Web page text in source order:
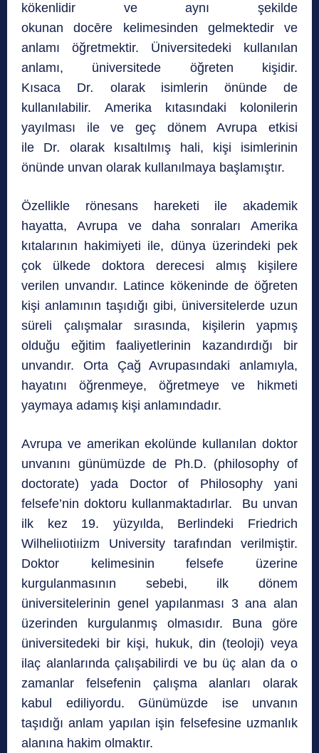
kökenlidir ve aynı şekilde
okunan docēre kelimesinden gelmektedir ve
anlamı öğretmektir. Üniversitedeki kullanılan
anlamı, üniversitede öğreten kişidir.
Kısaca Dr. olarak isimlerin önünde de
kullanılabilir. Amerika kıtasındaki kolonilerin
yayılması ile ve geç dönem Avrupa etkisi
ile Dr. olarak kısaltılmış hali, kişi isimlerinin
önünde unvan olarak kullanılmaya başlamıştır.
Özellikle rönesans hareketi ile akademik
hayatta, Avrupa ve daha sonraları Amerika
kıtalarının hakimiyeti ile, dünya üzerindeki pek
çok ülkede doktora derecesi almış kişilere
verilen unvandır. Latince kökeninde de öğreten
kişi anlamının taşıdığı gibi, üniversitelerde uzun
süreli çalışmalar sırasında, kişilerin yapmış
olduğu eğitim faaliyetlerinin kazandırdığı bir
unvandır. Orta Çağ Avrupasındaki anlamıyla,
hayatını öğrenmeye, öğretmeye ve hikmeti
yaymaya adamış kişi anlamındadır.
Avrupa ve amerikan ekolünde kullanılan doktor
unvanını günümüzde de Ph.D. (philosophy of
doctorate) yada Doctor of Philosophy yani
felsefe’nin doktoru kullanmaktadırlar. Bu unvan
ilk kez 19. yüzyılda, Berlindeki Friedrich
Wilheliıotiıizm University tarafından verilmiştir.
Doktor kelimesinin felsefe üzerine
kurgulanmasının sebebi, ilk dönem
üniversitelerinin genel yapılanması 3 ana alan
üzerinden kurgulanmış olmasıdır. Buna göre
üniversitedeki bir kişi, hukuk, din (teoloji) veya
ilaç alanlarında çalışabilirdi ve bu üç alan da o
zamanlar felsefenin çalışma alanları olarak
kabul ediliyordu. Günümüzde ise unvanın
taşıdığı anlam yapılan işin felsefesine uzmanlık
alanına hakim olmaktır.